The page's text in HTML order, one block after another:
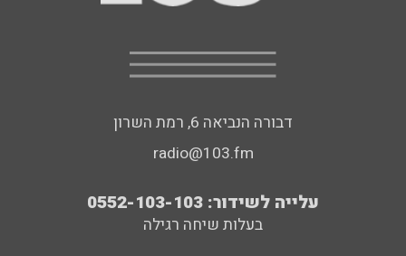
דבורה הנביאה 6, רמת השרון
radio@103.fm
עלייה לשידור: 0552-103-103
בעלות שיחה רגילה